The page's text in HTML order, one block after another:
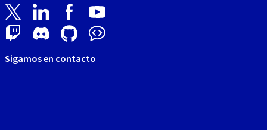
Sigamos en contacto